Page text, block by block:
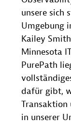
unsere sich
Umgebung
Kailey
Minnesota
PurePath
dafür gibt,
Transaktion
in unserer